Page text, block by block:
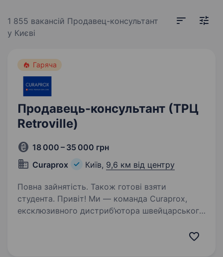
1 855 вакансій Продавец-консультант
у Києві
Гаряча
Продавець-консультант (ТРЦ
Retroville)
18 000 – 35 000 грн
Curaprox
Київ, 9,6 км від центру
Повна зайнятість. Також готові взяти
студента. Привіт! Ми — команда Curaprox,
ексклюзивного дистриб’ютора швейцарського
допомагає людям піклуватися про здоров’я